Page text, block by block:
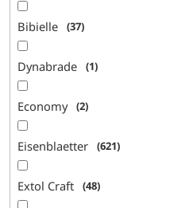
Bibielle 37
Dynabrade 1
Economy 2
Eisenblaetter 621
Extol Craft 48